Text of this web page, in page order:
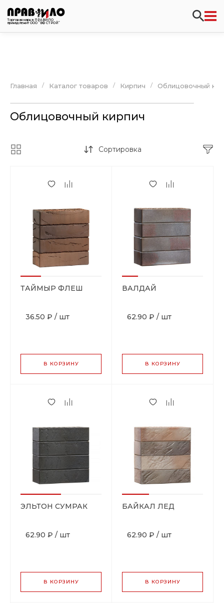
Торговая марка ПРАВИЛО
принадлежит ООО “ВФ СТРОЙ”
Главная / Каталог товаров / Кирпич / Облицовочный
Облицовочный кирпич
Сортировка
ТАЙМЫР ФЛЕШ
36.50 ₽ / шт
В КОРЗИНУ
ВАЛДАЙ
62.90 ₽ / шт
В КОРЗИНУ
ЭЛЬТОН СУМРАК
62.90 ₽ / шт
В КОРЗИНУ
БАЙКАЛ ЛЕД
62.90 ₽ / шт
В КОРЗИНУ